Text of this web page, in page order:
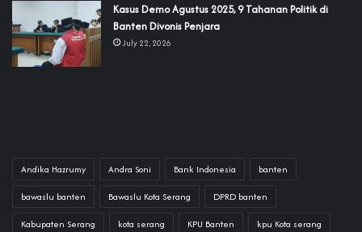
‎Kasus Demo Agustus 2025, 9 Tahanan Politik di
Banten Divonis Penjara
July 22, 2026
Andika Hazrumy Andra Soni Bank Indonesia banten
bawaslu banten Bawaslu Kota Serang DPRD banten
Kabupaten Serang kota serang KPU Banten kpu Kota serang